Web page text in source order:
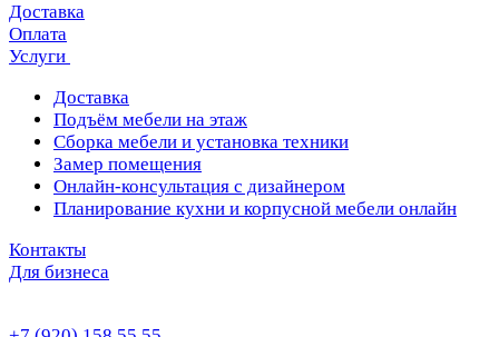
Доставка
Оплата
Услуги
Доставка
Подъём мебели на этаж
Сборка мебели и установка техники
Замер помещения
Онлайн-консультация с дизайнером
Планирование кухни и корпусной мебели онлайн
Контакты
Для бизнеса